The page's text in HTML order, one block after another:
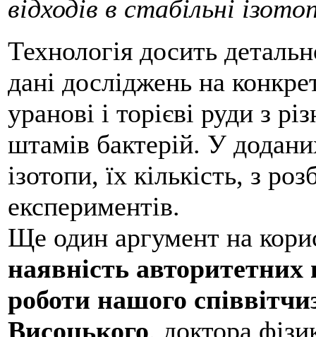
відходів в стабільні
Технологія досить
дані досліджень на
уранові і торієві руди з
штамів бактерій. У
ізотопи, їх кількість, з
експериментів.
Ще один аргумент на
наявність авторитетних
роботи нашого
Висоцького, доктора